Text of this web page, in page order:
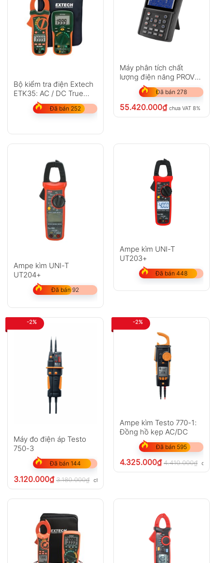
Bộ kiểm tra điện Extech
ETK35: AC / DC True
Đã bán 252
Máy phân tích chất
lượng điện năng PROVA
6830A+3006 (6000A)
Đã bán 278
55.420.000₫ chưa VAT 8%
Ampe kìm UNI-T
UT204+
Đã bán 92
Ampe kìm UNI-T
UT203+
Đã bán 448
-2%
Máy đo điện áp Testo
750-3
Đã bán 144
3.120.000₫ 3.180.000₫ chưa VAT 8%
-2%
Ampe kìm Testo 770-1:
Đồng hồ kẹp AC/DC
Đã bán 595
4.325.000₫ 4.410.000₫ chưa